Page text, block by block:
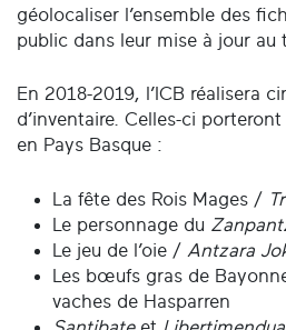
géolocaliser l’ensemble des
public dans leur mise à jour au
En 2018-2019, l’ICB réalisera
d’inventaire. Celles-ci
en Pays Basque :
La fête des Rois Mages /
Le personnage du
Le jeu de l’oie / Antzara
Les bœufs gras de
vaches de Hasparren